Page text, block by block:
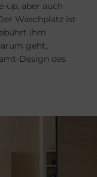
up, aber auch
Wasch­platz ist
ihm
geht,
Design des